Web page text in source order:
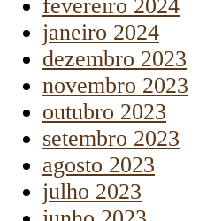
fevereiro 2024
janeiro 2024
dezembro 2023
novembro 2023
outubro 2023
setembro 2023
agosto 2023
julho 2023